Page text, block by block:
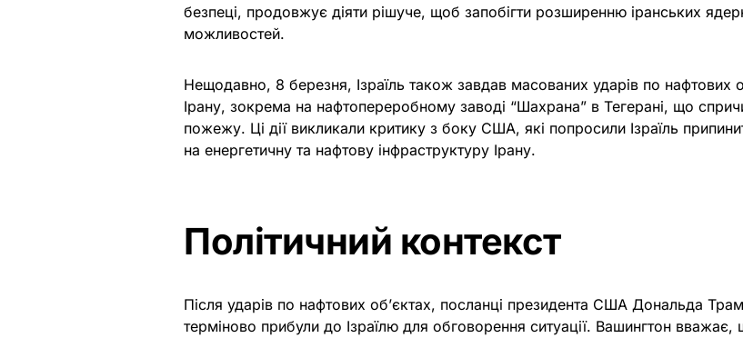
безпеці, продовжує діяти рішуче, щоб запобігти розширенню іранських
можливостей.
Нещодавно, 8 березня, Ізраїль також завдав масованих ударів по нафтових
Ірану, зокрема на нафтопереробному заводі “Шахрана” в Тегерані, що
пожежу. Ці дії викликали критику з боку США, які попросили Ізраїль
на енергетичну та нафтову інфраструктуру Ірану.
Політичний контекст
Після ударів по нафтових об’єктах, посланці президента США Дональда
терміново прибули до Ізраїлю для обговорення ситуації. Вашингтон вважає,